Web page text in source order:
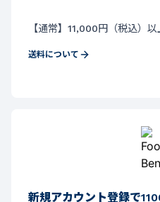
【通常】11,000円（税込）
送料について
新規アカウント登録で